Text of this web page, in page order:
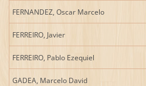
FERNANDEZ, Oscar Marcelo
FERREIRO, Javier
FERREIRO, Pablo Ezequiel
GADEA, Marcelo David